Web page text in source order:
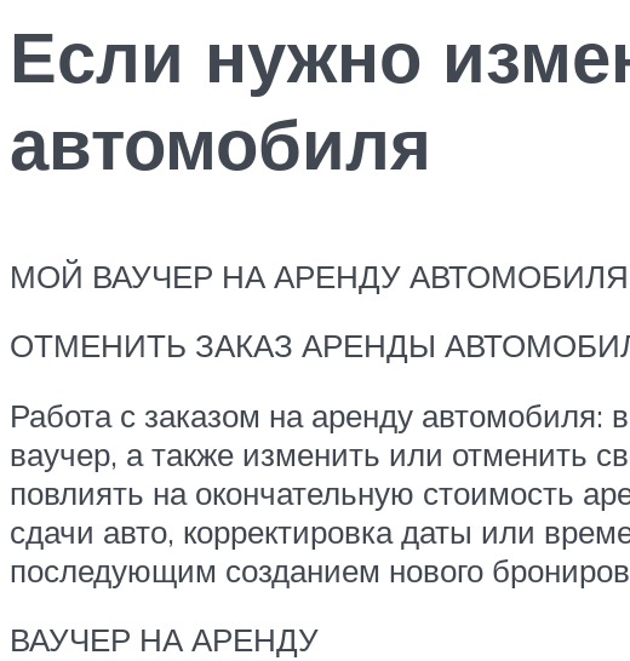
Если нужно
автомобиля
МОЙ ВАУЧЕР НА АРЕНДУ АВТОМОБИЛЯ
ОТМЕНИТЬ ЗАКАЗ АРЕНДЫ
Работа с заказом на аренду
ваучер, а также изменить или отменить
повлиять на окончательную стоимость
сдачи авто, корректировка даты или
последующим созданием нового
ВАУЧЕР НА АРЕНДУ